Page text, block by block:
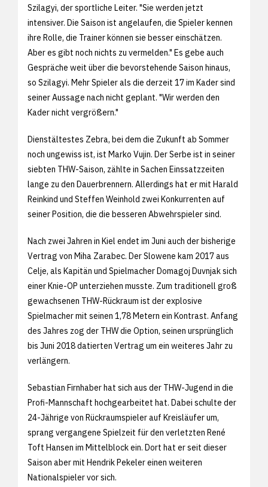
Szilagyi, der sportliche Leiter. "Sie werden jetzt
intensiver. Die Saison ist angelaufen, die Spieler kennen
ihre Rolle, die Trainer können sie besser einschätzen.
Aber es gibt noch nichts zu vermelden." Es gebe auch
Gespräche weit über die bevorstehende Saison hinaus,
so Szilagyi. Mehr Spieler als die derzeit 17 im Kader sind
seiner Aussage nach nicht geplant. "Wir werden den
Kader nicht vergrößern."
Dienstältestes Zebra, bei dem die Zukunft ab Sommer
noch ungewiss ist, ist Marko Vujin. Der Serbe ist in seiner
siebten THW-Saison, zählte in Sachen Einssatzzeiten
lange zu den Dauerbrennern. Allerdings hat er mit Harald
Reinkind und Steffen Weinhold zwei Konkurrenten auf
seiner Position, die die besseren Abwehrspieler sind.
Nach zwei Jahren in Kiel endet im Juni auch der bisherige
Vertrag von Miha Zarabec. Der Slowene kam 2017 aus
Celje, als Kapitän und Spielmacher Domagoj Duvnjak sich
einer Knie-OP unterziehen musste. Zum traditionell groß
gewachsenen THW-Rückraum ist der explosive
Spielmacher mit seinen 1,78 Metern ein Kontrast. Anfang
des Jahres zog der THW die Option, seinen ursprünglich
bis Juni 2018 datierten Vertrag um ein weiteres Jahr zu
verlängern.
Sebastian Firnhaber hat sich aus der THW-Jugend in die
Profi-Mannschaft hochgearbeitet hat. Dabei schulte der
24-Jährige von Rückraumspieler auf Kreisläufer um,
sprang vergangene Spielzeit für den verletzten René
Toft Hansen im Mittelblock ein. Dort hat er seit dieser
Saison aber mit Hendrik Pekeler einen weiteren
Nationalspieler vor sich.